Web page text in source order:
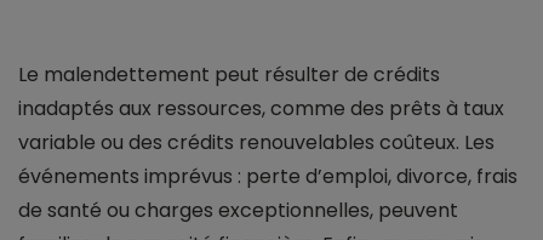
Le malendettement peut résulter de crédits
inadaptés aux ressources, comme des prêts à taux
variable ou des crédits renouvelables coûteux. Les
événements imprévus : perte d’emploi, divorce, frais
de santé ou charges exceptionnelles, peuvent